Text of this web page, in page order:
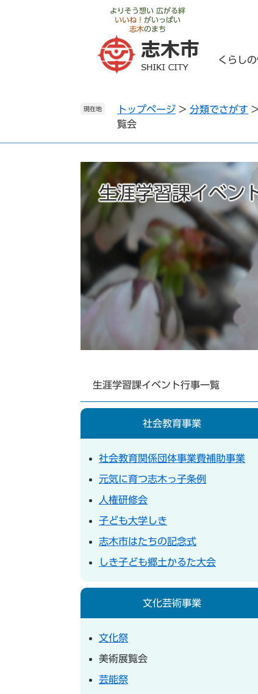
よりそう想い 広がる絆
いいね！ がいっぱい
志木のまち
くらし
現在地 トップページ > 分類でさがす
覧会
生涯学習課イベン
生涯学習課イベント行事一覧
社会教育事業
社会教育関係団体事業費補助事業
元気に育つ志木っ子条例
人権研修会
子ども大学しき
志木市はたちの記念式
しき子ども郷土かるた大会
文化芸術事業
文化祭
美術展覧会
芸能祭